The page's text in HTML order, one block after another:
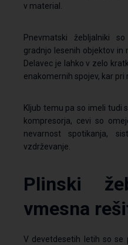
v material.
Pnevmatski žebljalniki
gradnjo lesenih objektov in
Delavec je lahko v zelo
enakomernih spojev, kar pri
Kljub temu pa so imeli tudi
kompresorja, cevi so
nevarnost spotikanja,
vzdrževanje.
Plinski
vmesna
V devetdesetih letih so se